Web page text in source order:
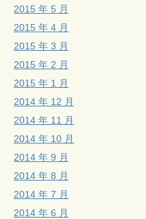
2015 年 5 月
2015 年 4 月
2015 年 3 月
2015 年 2 月
2015 年 1 月
2014 年 12 月
2014 年 11 月
2014 年 10 月
2014 年 9 月
2014 年 8 月
2014 年 7 月
2014 年 6 月